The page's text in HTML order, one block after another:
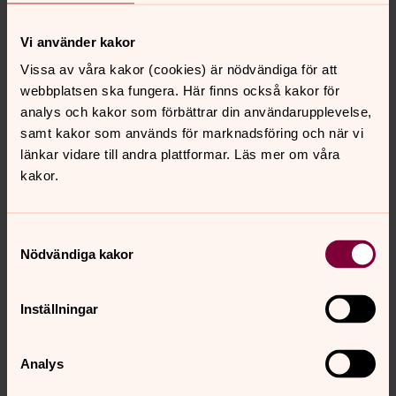
Vi använder kakor
Vissa av våra kakor (cookies) är nödvändiga för att
webbplatsen ska fungera. Här finns också kakor för
analys och kakor som förbättrar din användarupplevelse,
samt kakor som används för marknadsföring och när vi
länkar vidare till andra plattformar. Läs mer om våra
kakor.
Nödvändiga kakor
Inställningar
Analys
Stockholms stads valkrets
Stockholms läns norra och västra valkrets
Valda ledamöter
Följ länken nedan för att se listan med valda ledamöter
till Stockholms stiftsfullmäktige.
https://kyrkoval.svenskakyrkan.se/Valresultat2021/slutg/
TabIndex=3&StiftId=14
Slutligt resultat av valet till
Valet till kyrkomötet, Svenska kyrkans högsta